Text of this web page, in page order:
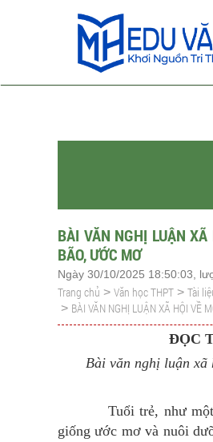
BÀI VĂN NGHỊ LUẬN
BÃO, ƯỚC MƠ
Ngày 30/10/2025 18:50:03,
Trang chủ > Văn học THPT > Tài
> BÀI VĂN NGHỊ LUẬN XÃ HỘI VỀ
ĐỌC
Bài văn nghị luận xã
Tuổi trẻ, như một
giống ước mơ và nuôi